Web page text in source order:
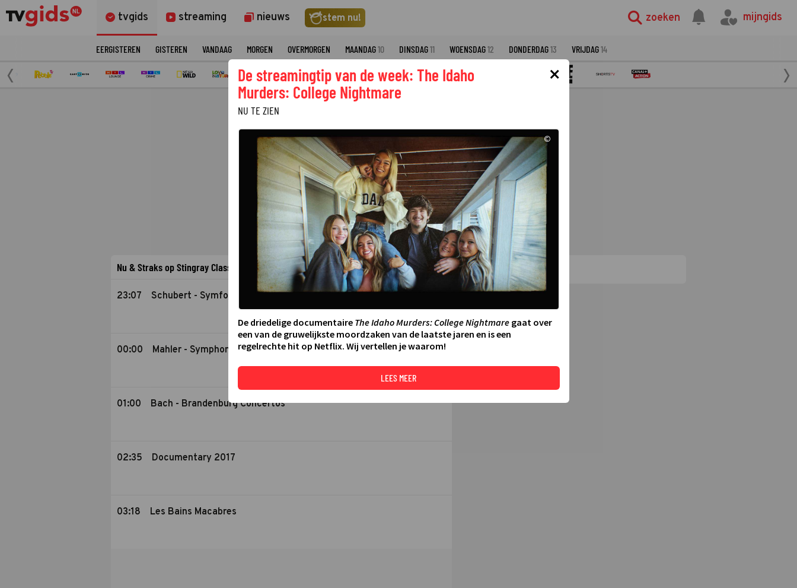
tvgids streaming nieuws stem nu! zoeken mijngids
EERGISTEREN GISTEREN VANDAAG MORGEN OVERMORGEN MAANDAG10 DINSDAG11 WOENSDAG12 DONDERDAG13 VRIJDAG14
STINGRAY CLASSICA
Nu & Straks op Stingray Classica
23:07 Schubert - Symfonie Nr. 9 "De Grote"
00:00 Mahler - Symphony No. 1
01:00 Bach - Brandenburg Concertos
02:35 Documentary 2017
03:18 Les Bains Macabres
Over Stingray Classica
×
De streamingtip van de week: The Idaho
Murders: College Nightmare
NU TE ZIEN
©
De driedelige documentaire The Idaho Murders: College Nightmaregaat over
een van de gruwelijkste moordzaken van de laatste jaren en is een
regelrechte hit op Netflix. Wij vertellen je waarom!
LEES MEER